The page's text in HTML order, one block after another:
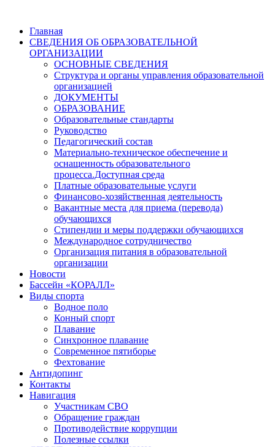
Главная
СВЕДЕНИЯ ОБ ОБРАЗОВАТЕЛЬНОЙ
ОРГАНИЗАЦИИ
ОСНОВНЫЕ СВЕДЕНИЯ
Структура и органы управления образовательной
организацией
ДОКУМЕНТЫ
ОБРАЗОВАНИЕ
Образовательные стандарты
Руководство
Педагогический состав
Материально-техническое обеспечение и
оснащенность образовательного
процесса.Доступная среда
Платные образовательные услуги
Финансово-хозяйственная деятельность
Вакантные места для приема (перевода)
обучающихся
Стипендии и меры поддержки обучающихся
Международное сотрудничество
Организация питания в образовательной
организации
Новости
Бассейн «КОРАЛЛ»
Виды спорта
Водное поло
Конный спорт
Плавание
Синхронное плавание
Современное пятиборье
Фехтование
Антидопинг
Контакты
Навигация
Участникам СВО
Обращение граждан
Противодействие коррупции
Полезные ссылки